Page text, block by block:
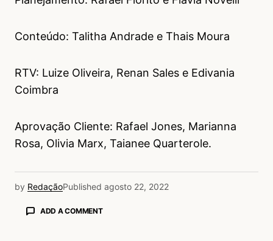
Conteúdo: Talitha Andrade e Thais Moura
RTV: Luize Oliveira, Renan Sales e Edivania
Coimbra
Aprovação Cliente: Rafael Jones, Marianna
Rosa, Olivia Marx, Taianee Quarterole.
by RedaçãoPublished agosto 22, 2022
ADD A COMMENT